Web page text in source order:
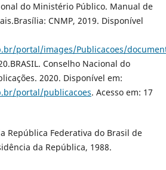
do Ministério Público. Manual de
CNMP, 2019. Disponível
portal/images/Publicacoes/
Conselho Nacional do
2020. Disponível em:
portal/publicacoes. Acesso em: 17
República Federativa do Brasil de
da República, 1988.